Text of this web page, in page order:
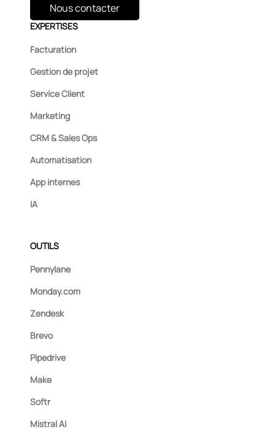
Nous contacter
EXPERTISES
Facturation
Gestion de projet
Service Client
Marketing
CRM & Sales Ops
Automatisation
App internes
IA
OUTILS
Pennylane
Monday.com
Zendesk
Brevo
Pipedrive
Make
Softr
Mistral AI